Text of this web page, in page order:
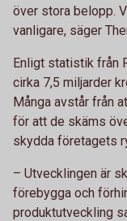
över stora belopp.
vanligare, säger
Enligt statistik från
cirka 7,5 miljarder
Många avstår från
för att de skäms
skydda företagets
– Utvecklingen är
förebygga och
produktutveckling